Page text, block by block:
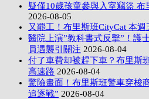
疑僅10歲孩童參與入室竊盜
2026-08-05
又罷工！布里斯班CityCat 本週
醫院上演”教科書式反擊”！護
員遇襲引關注 2026-08-04
付了車費却被趕下車？布里斯
高速路 2026-08-04
驚險畫面！布里斯班警車穿梭
追逐戰” 2026-08-04